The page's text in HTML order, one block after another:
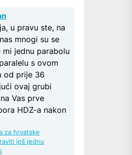
u pravu ste, na
mnogi su se
jednu parabolu
s ovom
od prije 36
ovaj grubi
Vas prve
HDZ-a nakon
za hrvatske
još jednu